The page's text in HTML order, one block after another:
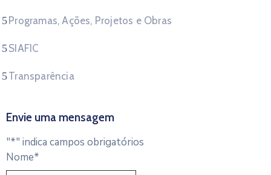
Programas, Ações, Projetos e Obras
SIAFIC
Transparência
Envie uma mensagem
"*" indica campos obrigatórios
Nome*